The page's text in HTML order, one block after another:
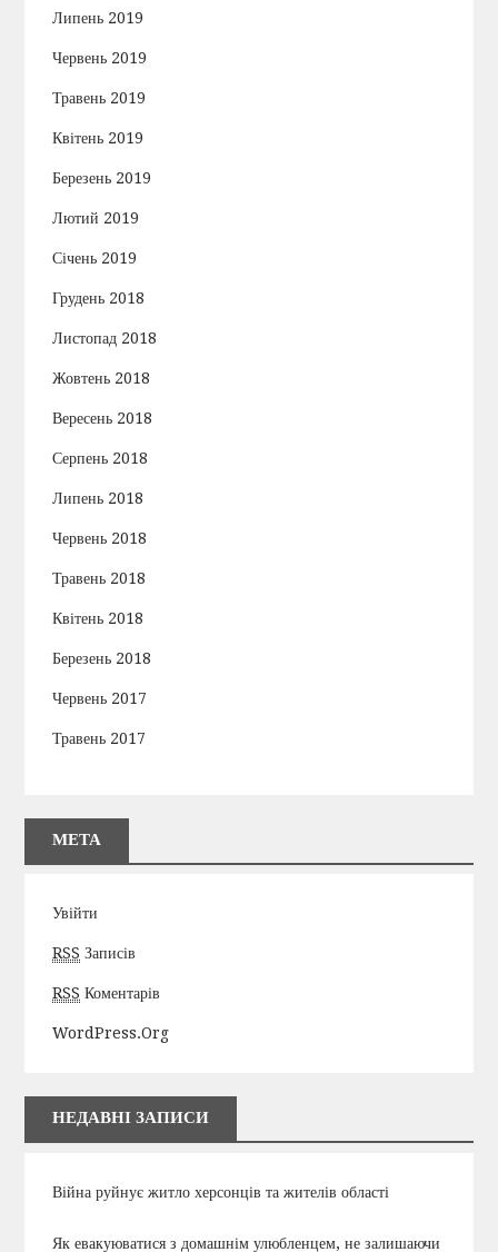
Липень 2019
Червень 2019
Травень 2019
Квітень 2019
Березень 2019
Лютий 2019
Січень 2019
Грудень 2018
Листопад 2018
Жовтень 2018
Вересень 2018
Серпень 2018
Липень 2018
Червень 2018
Травень 2018
Квітень 2018
Березень 2018
Червень 2017
Травень 2017
МЕТА
Увійти
RSS Записів
RSS Коментарів
WordPress.org
НЕДАВНІ ЗАПИСИ
Війна руйнує житло херсонців та жителів області
Як евакуюватися з домашнім улюбленцем, не залишаючи